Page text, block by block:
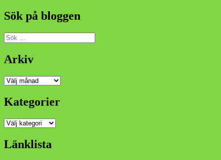
Sök på bloggen
Sök
efter:
Arkiv
Arkiv
Kategorier
Kategorier
Länklista